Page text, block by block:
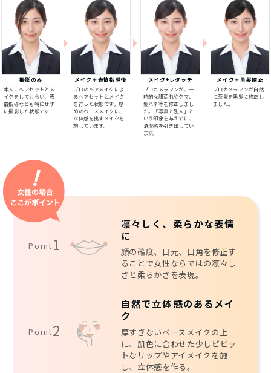
撮影のみ
本人にヘアセットとメ
イクをしてもらい、表
情指導なども特にせず
に撮影した状態です
メイク＋表情指導後
プロのヘアメイクによ
るヘアセットとメイク
を行った状態です。厚
めのベースメイクに、
立体感を出すメイクを
施しています。
メイク+レタッチ
プロカメラマンが、一
時的な肌荒れやクマ、
髪ハネ等を修正しまし
た。「写真と別人」と
いう印象を与えずに、
清潔感を引き出してい
ます。
メイク＋黒髪補正
プロカメラマンが自然
に茶髪を黒髪に修正し
ました。
Point 1
凛々しく、柔らかな表情
に
顔の確度、目元、口角を修正す
ることで女性ならではの凛々し
さと柔らかさを表現。
Point2
自然で立体感のあるメイ
ク
厚すぎないベースメイクの上
に、肌色に合わせた少しビビッ
トなリップやアイメイクを施
し、立体感を作る。